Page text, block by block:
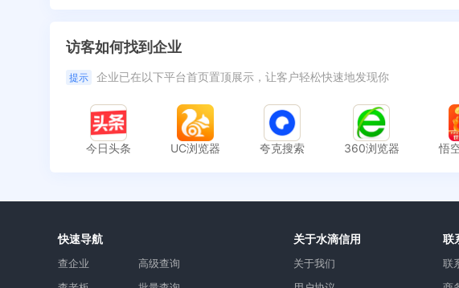
访客如何找到企业
提示 企业已在以下平台首页置顶展示，让客户轻松快速地发现你
今日头条 UC浏览器 夸克搜索 360浏览器 悟
快速导航
查企业
高级查询
关于水滴信用
关于我们
联
联